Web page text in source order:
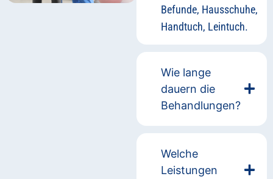
Befunde, Hausschuhe,
Handtuch, Leintuch.
Wie lange
dauern die
Behandlungen?
Welche
Leistungen